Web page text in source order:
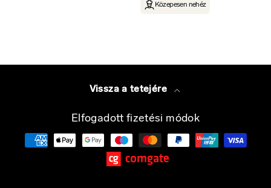
Közepesen nehéz
Vissza a tetejére
Elfogadott fizetési módok